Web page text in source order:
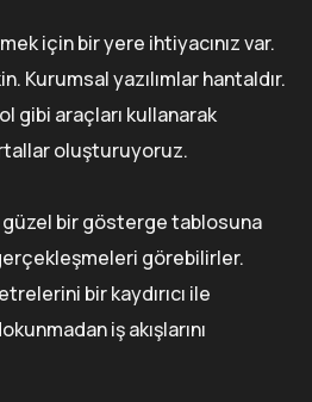
için bir yere ihtiyacınız var.
Kurumsal yazılımlar hantaldır.
gibi araçları kullanarak
oluşturuyoruz.
bir gösterge tablosuna
görebilirler.
bir kaydırıcı ile
iş akışlarını